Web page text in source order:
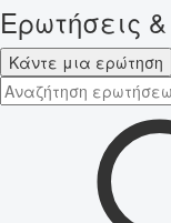
Ερωτήσεις
Κάντε μια ερώτηση